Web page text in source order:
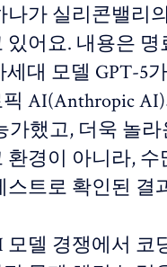
나가 실리콘밸리
있어요. 내용은 명
세대 모델 GPT-5
AI(Anthropic
가했고, 더욱 놀
환경이 아니라,
스트로 확인된 결
모델 경쟁에서 코